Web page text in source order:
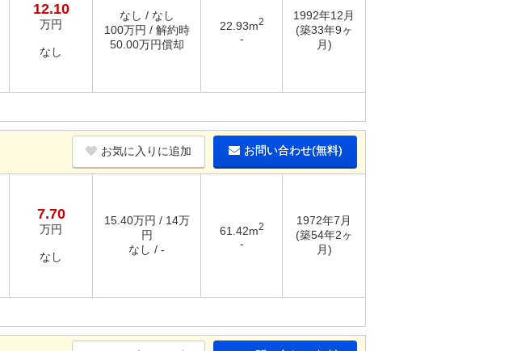
12.10
万円
なし
なし / なし
100万円 / 解約時
50.00万円償却
22.93m2
-
1992年12月
(築33年9ヶ
月)
お気に入りに追加 お問い合わせ(無料)
7.70
万円
なし
15.40万円 / 14万
円
なし / -
61.42m2
-
1972年7月
(築54年2ヶ
月)